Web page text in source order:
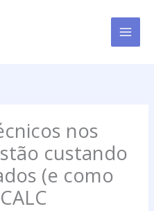
nos
custando
(e como